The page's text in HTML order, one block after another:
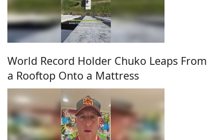
World Record Holder Chuko Leaps From
a Rooftop Onto a Mattress